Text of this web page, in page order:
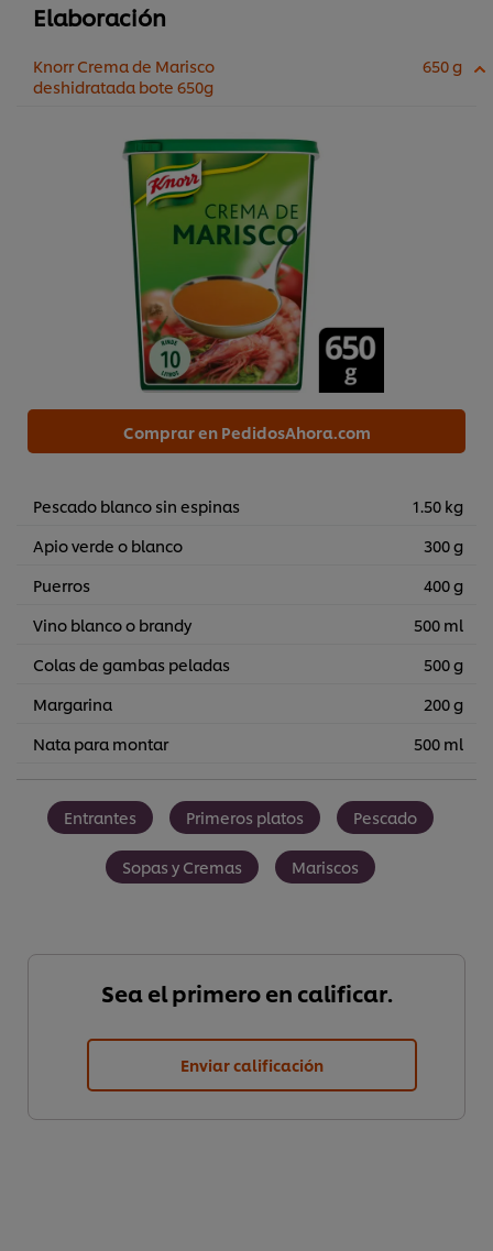
Elaboración
Knorr Crema de Marisco
deshidratada bote 650g
650 g
Comprar en PedidosAhora.com
Pescado blanco sin espinas
1.50 kg
Apio verde o blanco
300 g
Puerros
400 g
Vino blanco o brandy
500 ml
Colas de gambas peladas
500 g
Margarina
200 g
Nata para montar
500 ml
Entrantes Primeros platos Pescado
Sopas y Cremas Mariscos
Sea el primero en calificar.
Enviar calificación